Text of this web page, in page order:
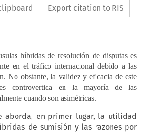
Export citation to RIS
híbridas de resolución de disputas es
en el tráfico internacional debido a las
No obstante, la validez y eficacia de este
controvertida en la mayoría de las
cuando son asimétricas.
aborda, en primer lugar, la utilidad
de sumisión y las razones por